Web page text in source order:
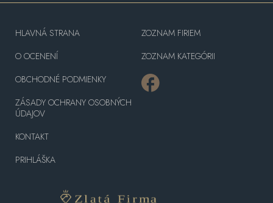
HLAVNÁ STRANA
O OCENENÍ
OBCHODNÉ PODMIENKY
ZÁSADY OCHRANY OSOBNÝCH
ÚDAJOV
KONTAKT
PRIHLÁŠKA
ZOZNAM FIRIEM
ZOZNAM KATEGÓRII